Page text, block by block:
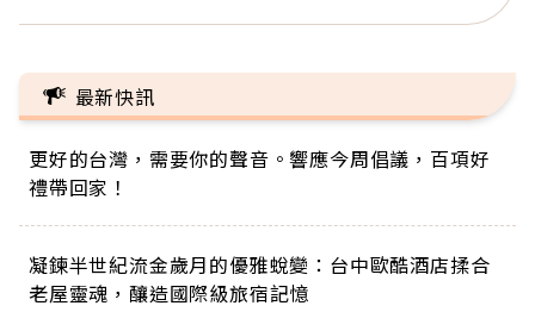
最新快訊
更好的台灣，需要你的聲音。響應今周倡議，百項好
禮帶回家！
凝鍊半世紀流金歲月的優雅蛻變：台中歐酷酒店揉合
老屋靈魂，釀造國際級旅宿記憶